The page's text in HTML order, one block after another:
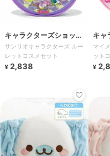
キャラクターズショッ
プ ラフラフ
サンリオキャラクターズ ルー
レットコスメセット
¥ 2,838
キャ
プ
マイ
ット
¥